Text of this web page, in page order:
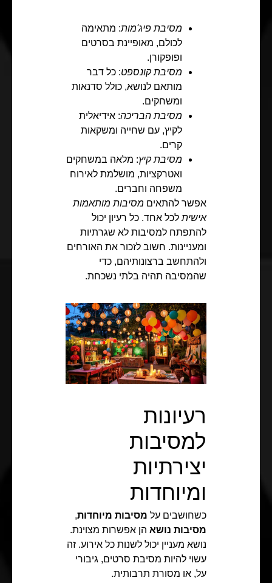
מסיבת פיג'מות: מתאימה
לכולם, מאופיינת בסרטים
ופופקורן.
מסיבת קונספט: כל דבר
מותאם לנושא, כולל סדנאות
ומשחקים.
מסיבת הבריכה: אידיאלית
לקיץ, עם שחייה ומשקאות
קרים.
מסיבת קיץ: מלאה במשחקים
ואטרקציות, מושלמת לאירוח
משפחה וחברים.
אפשר להתאים מסיבות מותאמות
אישית לכל אחד. כל רעיון יכול
להתפתח למסיבות לא שגרתיות
ומעניינות. חשוב לזכור את האורחים
ולהתחשב ברצונותיהם, כדי
שהמסיבה תהיה בלתי נשכחת.
רעיונות
למסיבות
יצירתיות
ומיוחדות
כשחושבים על מסיבות מיוחדות,
מסיבות נושא הן אפשרות מצוינת.
נושא מעניין יכול לשנות כל אירוע. זה
עשוי להיות מסיבת סרטים, גיבורי
על, או מסורת תרבותית.